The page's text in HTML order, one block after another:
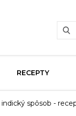
RECEPTY
indický spôsob -